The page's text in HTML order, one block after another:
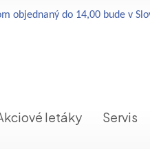
objednaný do 14,00 bude v
letáky Servis